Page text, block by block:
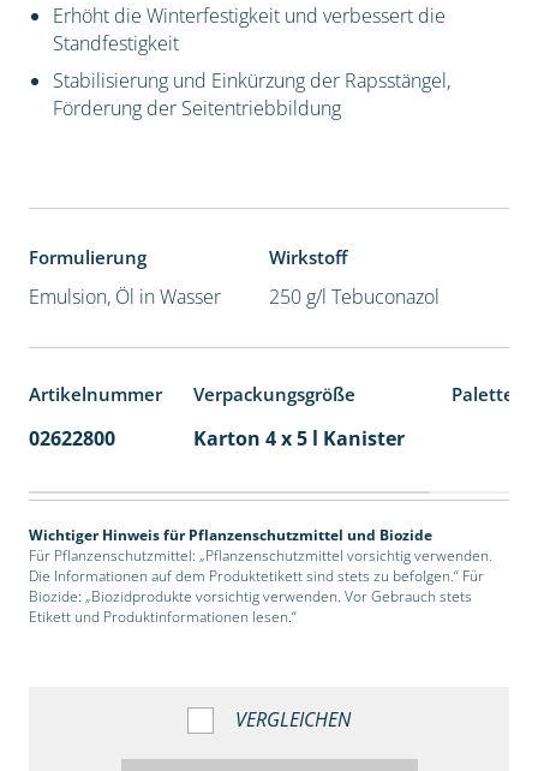
Erhöht die Winterfestigkeit und verbessert die
Standfestigkeit
Stabilisierung und Einkürzung der Rapsstängel,
Förderung der Seitentriebbildung
Formulierung
Emulsion, Öl in Wasser
Wirkstoff
250 g/l Tebuconazol
Artikelnummer Verpackungsgröße
02622800 Karton 4 x 5 l Kanister
Wichtiger Hinweis für Pflanzenschutzmittel und Biozide
Für Pflanzenschutzmittel: „Pflanzenschutzmittel vorsichtig verwenden.
Die Informationen auf dem Produktetikett sind stets zu befolgen.“ Für
Biozide: „Biozidprodukte vorsichtig verwenden. Vor Gebrauch stets
Etikett und Produktinformationen lesen.“
VERGLEICHEN